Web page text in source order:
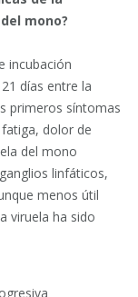
mono?
incubación
días entre la
primeros síntomas
dolor de
del mono
linfáticos,
menos útil
viruela ha sido